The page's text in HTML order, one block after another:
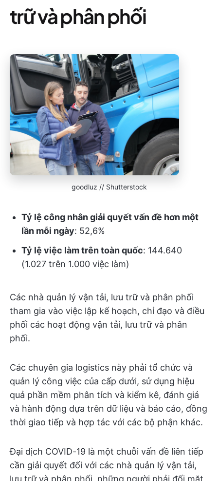
trữ và phân phối
goodluz // Shutterstock
Tỷ lệ công nhân giải quyết vấn đề hơn một
lần mỗi ngày: 52,6%
Tỷ lệ việc làm trên toàn quốc: 144.640
(1.027 trên 1.000 việc làm)
Các nhà quản lý vận tải, lưu trữ và phân phối
tham gia vào việc lập kế hoạch, chỉ đạo và điều
phối các hoạt động vận tải, lưu trữ và phân
phối.
Các chuyên gia logistics này phải tổ chức và
quản lý công việc của cấp dưới, sử dụng hiệu
quả phần mềm phân tích và kiểm kê, đánh giá
và hành động dựa trên dữ liệu và báo cáo, đồng
thời giao tiếp và hợp tác với các bộ phận khác.
Đại dịch COVID-19 là một chuỗi vấn đề liên tiếp
cần giải quyết đối với các nhà quản lý vận tải,
lưu trữ và phân phối, những người phải đối mặt